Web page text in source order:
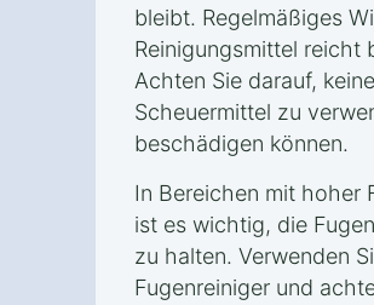
bleibt. Regelmäßiges
Reinigungsmittel reicht
Achten Sie darauf,
Scheuermittel zu
beschädigen können.
In Bereichen mit hoher
ist es wichtig, die
zu halten. Verwenden
Fugenreiniger und